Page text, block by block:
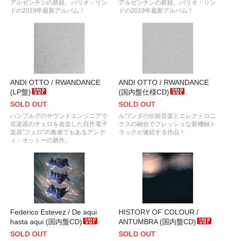
アルゼンチンの新鋭、バリオ・リン
ドの2019年最新アルバム！
アルゼンチンの新鋭、バリオ・リン
ドの2019年最新アルバム！
ANDI OTTO / RWANDANCE
(LP盤)
SOLD OUT
ハンブルグのサウンドエンジニアで
弦楽器のチェロを改造した自作電子
楽器”フェロ”の奏者でもあるアンデ
ィ・オットーの新作。
ANDI OTTO / RWANDANCE
(国内盤仕様CD)
SOLD OUT
ルワンダの伝統音楽とエレクトロニ
クスの融合でフレッシュな新機軸ト
ラックが連続する作品！
Federico Estevez / De aqui
hasta aqui (国内盤CD)
SOLD OUT
HISTORY OF COLOUR /
ANTUMBRA (国内盤CD)
SOLD OUT